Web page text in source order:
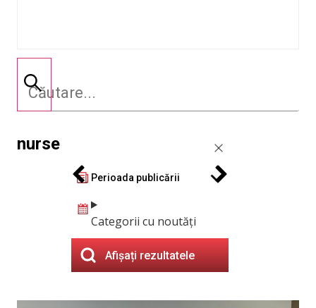
nurse
Perioada publicării
Categorii cu noutăți
Afișați rezultatele